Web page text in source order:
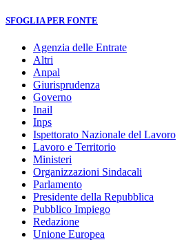
SFOGLIA PER FONTE
Agenzia delle Entrate
Altri
Anpal
Giurisprudenza
Governo
Inail
Inps
Ispettorato Nazionale del Lavoro
Lavoro e Territorio
Ministeri
Organizzazioni Sindacali
Parlamento
Presidente della Repubblica
Pubblico Impiego
Redazione
Unione Europea